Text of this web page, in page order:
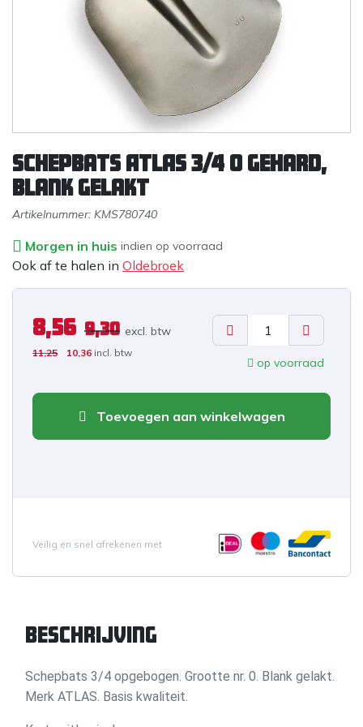
Schepbats ATLAS 3/4 0 gehard,
blank gelakt
Artikelnummer: KMS780740
Morgen in huis indien op voorraad
Ook af te halen in Oldebroek
8,56 9,30 excl. btw
11,25 10,36 incl. btw
op voorraad
Toevoegen aan winkelwagen
Veilig en snel afrekenen met
Beschrijving
Schepbats 3/4 opgebogen. Grootte nr. 0. Blank gelakt.
Merk ATLAS. Basis kwaliteit.